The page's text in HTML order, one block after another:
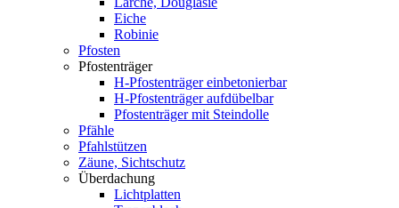
Eiche
Robinie
Pfosten
Pfostenträger
H-Pfostenträger einbetonierbar
H-Pfostenträger aufdübelbar
Pfostenträger mit Steindolle
Pfähle
Pfahlstützen
Zäune, Sichtschutz
Überdachung
Lichtplatten